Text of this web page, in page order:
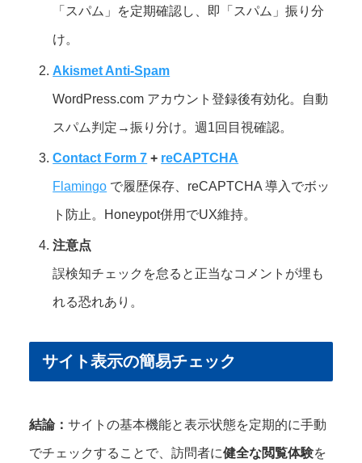
「スパム」を定期確認し、即「スパム」振り分
け。
Akismet Anti-Spam
WordPress.com アカウント登録後有効化。自動
スパム判定→振り分け。週1回目視確認。
Contact Form 7 + reCAPTCHA
Flamingo で履歴保存、reCAPTCHA 導入でボッ
ト防止。Honeypot併用でUX維持。
注意点
誤検知チェックを怠ると正当なコメントが埋も
れる恐れあり。
サイト表示の簡易チェック
結論： サイトの基本機能と表示状態を定期的に手動
でチェックすることで、訪問者に健全な閲覧体験を